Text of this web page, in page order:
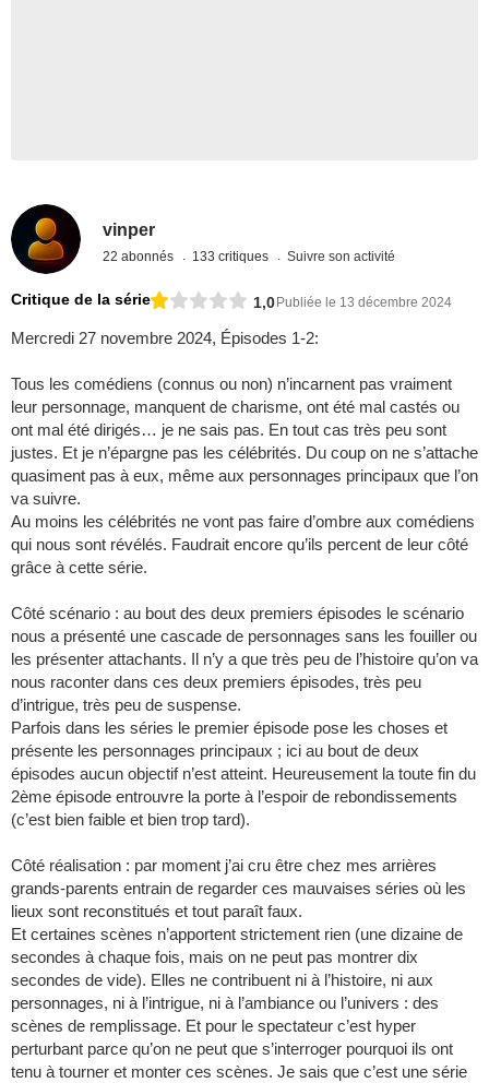
vinper
22 abonnés 133 critiques Suivre son activité
Critique de la série 1,0Publiée le 13 décembre 2024
Mercredi 27 novembre 2024, Épisodes 1-2:
Tous les comédiens (connus ou non) n’incarnent pas vraiment
leur personnage, manquent de charisme, ont été mal castés ou
ont mal été dirigés… je ne sais pas. En tout cas très peu sont
justes. Et je n’épargne pas les célébrités. Du coup on ne s’attache
quasiment pas à eux, même aux personnages principaux que l’on
va suivre.
Au moins les célébrités ne vont pas faire d’ombre aux comédiens
qui nous sont révélés. Faudrait encore qu’ils percent de leur côté
grâce à cette série.
Côté scénario : au bout des deux premiers épisodes le scénario
nous a présenté une cascade de personnages sans les fouiller ou
les présenter attachants. Il n’y a que très peu de l’histoire qu’on va
nous raconter dans ces deux premiers épisodes, très peu
d’intrigue, très peu de suspense.
Parfois dans les séries le premier épisode pose les choses et
présente les personnages principaux ; ici au bout de deux
épisodes aucun objectif n’est atteint. Heureusement la toute fin du
2ème épisode entrouvre la porte à l’espoir de rebondissements
(c’est bien faible et bien trop tard).
Côté réalisation : par moment j’ai cru être chez mes arrières
grands-parents entrain de regarder ces mauvaises séries où les
lieux sont reconstitués et tout paraît faux.
Et certaines scènes n’apportent strictement rien (une dizaine de
secondes à chaque fois, mais on ne peut pas montrer dix
secondes de vide). Elles ne contribuent ni à l’histoire, ni aux
personnages, ni à l’intrigue, ni à l’ambiance ou l’univers : des
scènes de remplissage. Et pour le spectateur c’est hyper
perturbant parce qu’on ne peut que s’interroger pourquoi ils ont
tenu à tourner et monter ces scènes. Je sais que c’est une série